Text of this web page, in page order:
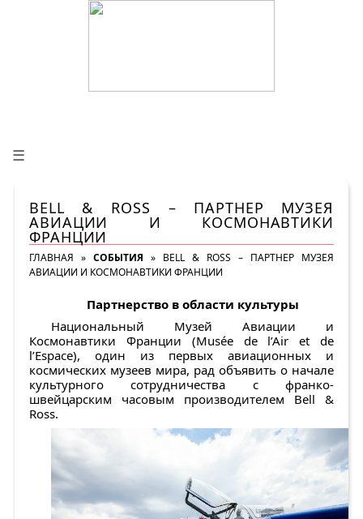
☰
BELL & ROSS – ПАРТНЕР МУЗЕЯ
АВИАЦИИ И КОСМОНАВТИКИ
ФРАНЦИИ
ГЛАВНАЯ » СОБЫТИЯ » BELL & ROSS – ПАРТНЕР МУЗЕЯ
АВИАЦИИ И КОСМОНАВТИКИ ФРАНЦИИ
Партнерство в области культуры
Национальный Музей Авиации и
Космонавтики Франции (Musée de l’Air et de
l’Espace), один из первых авиационных и
космических музеев мира, рад объявить о начале
культурного сотрудничества с франко-
швейцарским часовым производителем Bell &
Ross.